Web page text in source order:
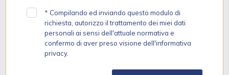
* Compilando ed inviando questo modulo di
richiesta, autorizzo il trattamento dei miei dati
personali ai sensi dell'attuale normativa e
confermo di aver preso visione dell'informativa
privacy.